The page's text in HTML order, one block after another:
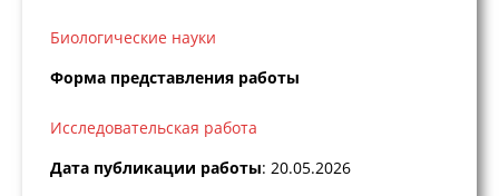
Биологические науки
Форма представления работы
Исследовательская работа
Дата публикации работы: 20.05.2026